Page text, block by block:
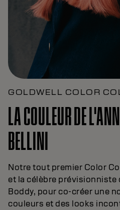
GOLDWELL COLOR
LA COULEUR DE
BELLINI
Notre tout premier Color
et la célèbre prévisionniste
Boddy, pour co-créer une
couleurs et des looks